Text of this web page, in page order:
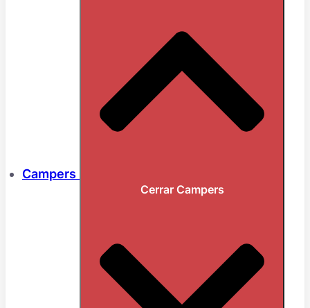
Campers
Cerrar Campers